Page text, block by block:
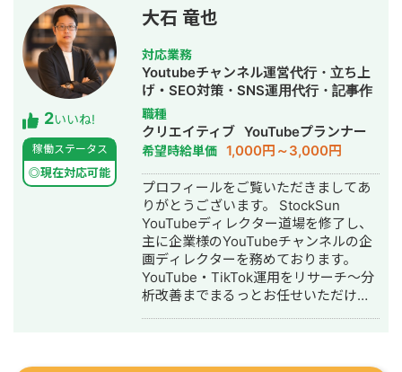
RYS REALIZE 代表取締役（創業・現在
13年目） 「地域の利益を生み出し課題
解決を実現する（Regional Yield
Solution REALIZE）」をミッションに
掲げ、岐阜県を拠点に全国の中小企
業・スタートアップを対象としたSNS
プロモーション・デジタルPR戦略支援
事業を展開。 Instagram・X・
TikTok・YouTube・LINEの全SNSプラ
ットフォームに対応した一気通貫の伴
走型PR支援を提供し、累計支援実績
300社以上。Lステップ正規代理店・iス
テップ正規代理店として、LINE・
Instagramの自動化支援にも対応。 代
理店ビジネスでは1年間で174社の加盟
獲得・売上9,500万円を達成するなど、
地方発のデジタルマーケティング会社
として実績を積み上げています。
ムコーポレーション（ユーペイント）
様 ご依頼内容：Web集客を依頼したい
→サイト制作、SEO対策、リスティン
グ広告運用を実施 ◎商工会・業界メデ
ィア支援例 「東村山市商工会」様 「外
壁塗装の窓口」様 ほか多数 ◎難関キー
ワードで上位表示 ・「屋根」で1位 ・
「ガルバリウム 鋼板」で1位 ・「塗り
壁」で1位 ・「外壁塗装」で3位 ・「埼
玉 リフォーム」「千葉県 外壁塗装」
「つくば市 外壁塗装」など地域キーワ
ードでも1位を多数獲得 【自己紹介】
・高校卒業後、札幌市で老舗の施工会
社に就職。職人として活動する ・
RIZAPの子会社に転職し、10年勤務。
事業部で最年少の支配人となり、新規
出店などを経験 ・副業だったマーケテ
ィング技術をもって独立 ・個人事業と
2いいね!
稼働ステータス
◎現在対応可能
大石 竜也
対応業務
Youtubeチャンネル運営代行・立ち上
げ・SEO対策・SNS運用代行・記事作
成代行・ライティング・動画制作・動
画編集・AI活用
職種
クリエイティブ YouTubeプランナー
希望時給単価 1,000円～3,000円
プロフィールをご覧いただきましてあ
りがとうございます。 StockSun
YouTubeディレクター道場を修了し、
主に企業様のYouTubeチャンネルの企
画ディレクターを務めております。
YouTube・TikTok運用をリサーチ～分
析改善までまるっとお任せいただけま
に携わる ▷2024年 フリーランスとし